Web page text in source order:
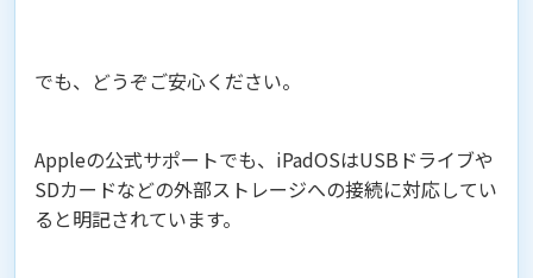
でも、どうぞご安心ください。
Appleの公式サポートでも、iPadOSはUSBドライブや
SDカードなどの外部ストレージへの接続に対応してい
ると明記されています。